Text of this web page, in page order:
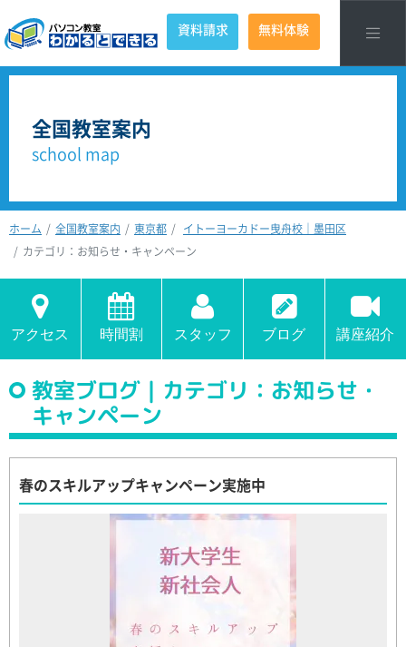
資料請求 無料体験
全国教室案内
school map
ホーム 全国教室案内 東京都
イトーヨーカドー曳舟校｜墨田区
カテゴリ：お知らせ・キャンペーン
アクセス 時間割 スタッフ ブログ 講座紹介
教室ブログ｜カテゴリ：お知らせ・
キャンペーン
春のスキルアップキャンペーン実施中